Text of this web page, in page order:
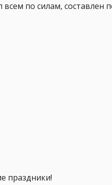
по силам, составлен
праздники!